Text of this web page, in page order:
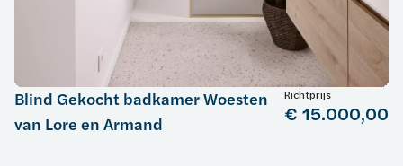
Blind Gekocht badkamer Woesten
van Lore en Armand
Richtprijs
€ 15.000,00